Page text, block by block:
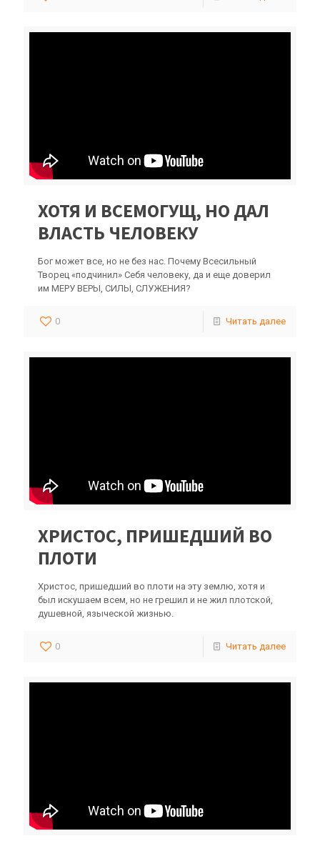
ХОТЯ И ВСЕМОГУЩ, НО ДАЛ
ВЛАСТЬ ЧЕЛОВЕКУ
Бог может все, но не без нас. Почему Всесильный
Творец «подчинил» Себя человеку, да и еще доверил
им МЕРУ ВЕРЫ, СИЛЫ, СЛУЖЕНИЯ?
0 Читать далее
ХРИСТОС, ПРИШЕДШИЙ ВО
ПЛОТИ
Христос, пришедший во плоти на эту землю, хотя и
был искушаем всем, но не грешил и не жил плотской,
душевной, языческой жизнью.
0 Читать далее